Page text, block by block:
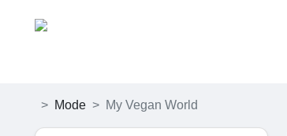
Mode My Vegan World